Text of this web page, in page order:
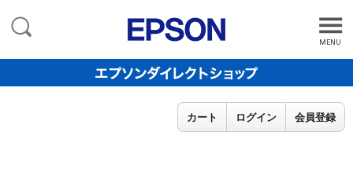
MENU
カート ログイン 会員登録